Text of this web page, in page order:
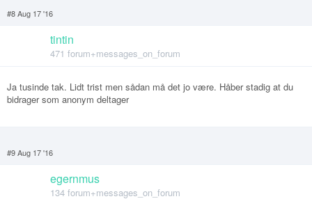
#8 Aug 17 '16
tintin
471 forum+messages_on_forum
Ja tusinde tak. Lidt trist men sådan må det jo være. Håber stadig at du
bidrager som anonym deltager
#9 Aug 17 '16
egernmus
134 forum+messages_on_forum